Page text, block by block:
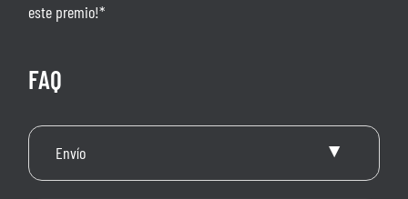
este premio!*
FAQ
Envío